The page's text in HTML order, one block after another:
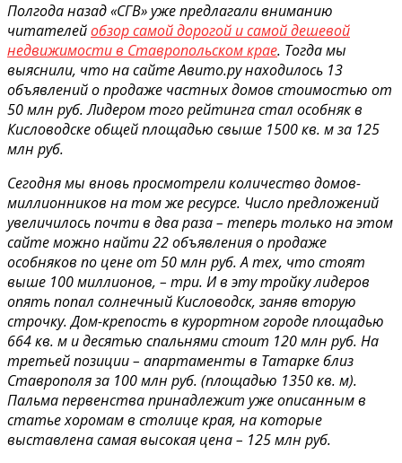
Полгода назад «СГВ» уже предлагали вниманию
читателейобзор самой дорогой и самой дешевой
недвижимости в Ставропольском крае. Тогда мы
выяснили, что на сайте Авито.ру находилось 13
объявлений о продаже частных домов стоимостью от
50 млн руб. Лидером того рейтинга стал особняк в
Кисловодске общей площадью свыше 1500 кв. м за 125
млн руб.
Сегодня мы вновь просмотрели количество домов-
миллионников на том же ресурсе. Число предложений
увеличилось почти в два раза – теперь только на этом
сайте можно найти 22 объявления о продаже
особняков по цене от 50 млн руб. А тех, что стоят
выше 100 миллионов, – три. И в эту тройку лидеров
опять попал солнечный Кисловодск, заняв вторую
строчку. Дом-крепость в курортном городе площадью
664 кв. м и десятью спальнями стоит 120 млн руб. На
третьей позиции – апартаменты в Татарке близ
Ставрополя за 100 млн руб. (площадью 1350 кв. м).
Пальма первенства принадлежит уже описанным в
статье хоромам в столице края, на которые
выставлена самая высокая цена – 125 млн руб.